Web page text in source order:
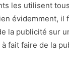
les utilisent
évidemment, il
la publicité sur
fait faire de la